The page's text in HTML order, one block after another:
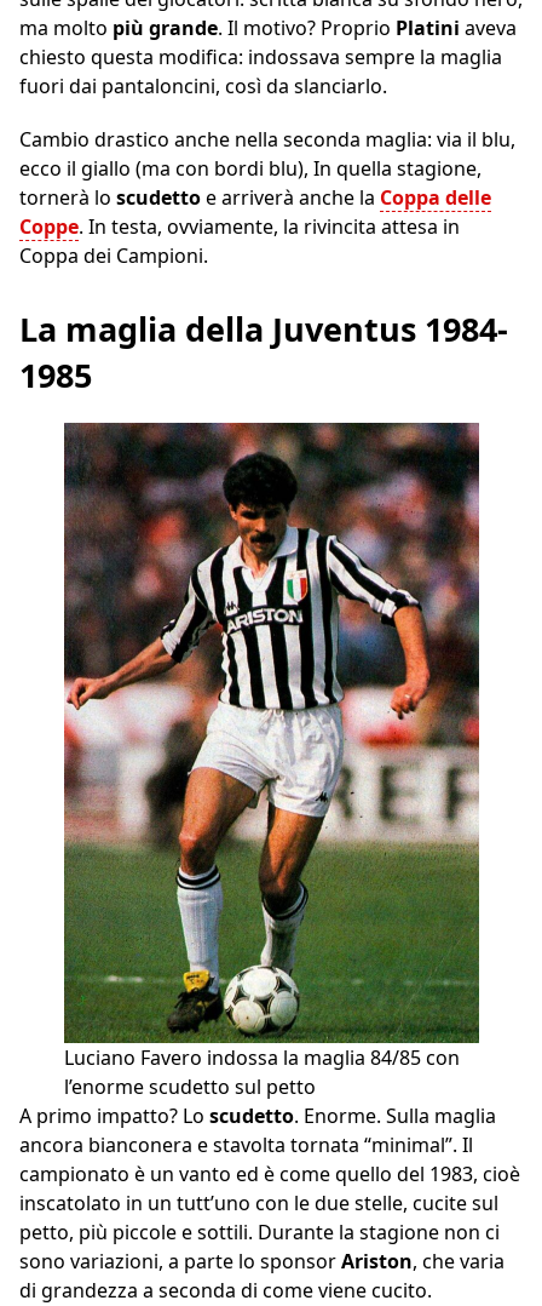
ma molto più grande. Il motivo? Proprio Platini aveva
chiesto questa modifica: indossava sempre la maglia
fuori dai pantaloncini, così da slanciarlo.
Cambio drastico anche nella seconda maglia: via il blu,
ecco il giallo (ma con bordi blu), In quella stagione,
tornerà lo scudettoe arriverà anche la Coppa delle
Coppe. In testa, ovviamente, la rivincita attesa in
Coppa dei Campioni.
La maglia della Juventus 1984-
1985
Luciano Favero indossa la maglia 84/85 con
l’enorme scudetto sul petto
A primo impatto? Lo scudetto. Enorme. Sulla maglia
ancora bianconera e stavolta tornata “minimal”. Il
campionato è un vanto ed è come quello del 1983, cioè
inscatolato in un tutt’uno con le due stelle, cucite sul
petto, più piccole e sottili. Durante la stagione non ci
sono variazioni, a parte lo sponsorAriston, che varia
di grandezza a seconda di come viene cucito.